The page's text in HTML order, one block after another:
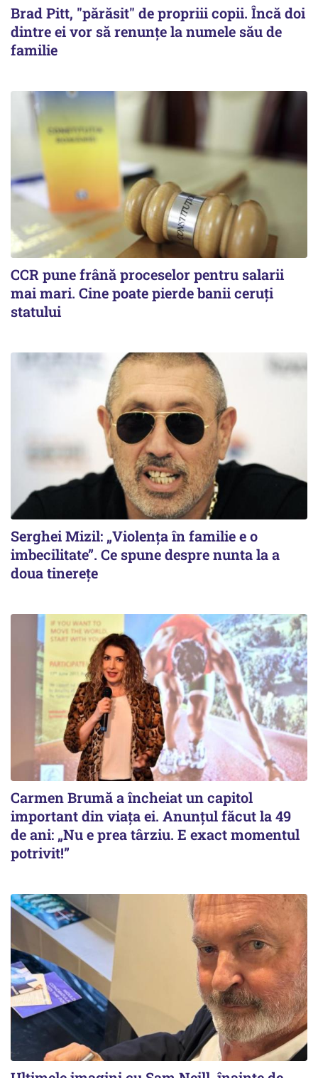
Brad Pitt, "părăsit" de propriii copii. Încă doi
dintre ei vor să renunțe la numele său de
familie
CCR pune frână proceselor pentru salarii
mai mari. Cine poate pierde banii ceruți
statului
Serghei Mizil: „Violența în familie e o
imbecilitate”. Ce spune despre nunta la a
doua tinerețe
Carmen Brumă a încheiat un capitol
important din viața ei. Anunțul făcut la 49
de ani: „Nu e prea târziu. E exact momentul
potrivit!”